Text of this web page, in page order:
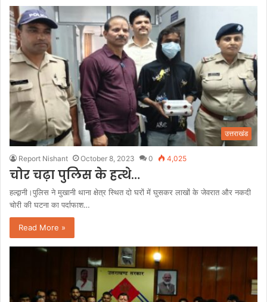
उत्तराखंड
Report Nishant October 8, 2023 0 4,025
चोर चढ़ा पुलिस के हत्थे…
हल्द्वानी।पुलिस ने मुखानी थाना क्षेत्र स्थित दो घरों में घुसकर लाखों के जेवरात और नकदी
चोरी की घटना का पर्दाफाश…
Read More »